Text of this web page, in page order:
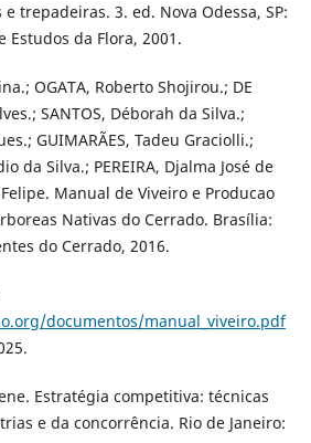
trepadeiras. 3. ed. Nova Odessa, SP:
da Flora, 2001.
OGATA, Roberto Shojirou.; DE
SANTOS, Déborah da Silva.;
GUIMARÃES, Tadeu Graciolli.;
da Silva.; PEREIRA, Djalma José de
Felipe. Manual de Viveiro e Producao
Nativas do Cerrado. Brasília:
do Cerrado, 2016.
documentos/manual_viveiro.pdf
Estratégia competitiva: técnicas
e da concorrência. Rio de Janeiro: